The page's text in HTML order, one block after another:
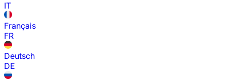
IT
Français
FR
Deutsch
DE